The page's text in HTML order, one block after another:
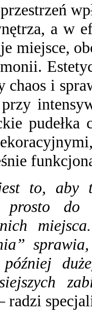
a w
miejsce,
chaos i
przy
to, aby
prosto
radzi